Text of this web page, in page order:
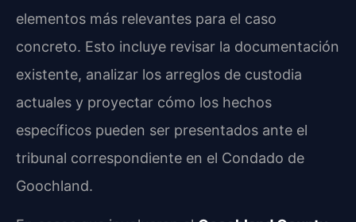
elementos más relevantes para el caso
concreto. Esto incluye revisar la documentación
existente, analizar los arreglos de custodia
actuales y proyectar cómo los hechos
específicos pueden ser presentados ante el
tribunal correspondiente en el Condado de
Goochland.